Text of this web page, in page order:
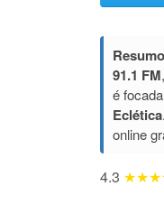
91.1 FM
é
Eclética
online
4.3